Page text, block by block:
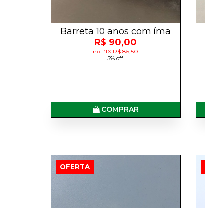
Barreta 10 anos com íma
R$ 90,00
no PIX R$ 85,50
5% off
COMPRAR
OFERTA